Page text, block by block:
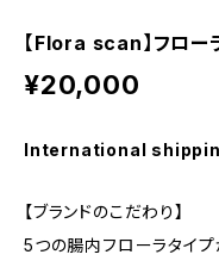
【Flora scan】フロー
¥20,000
International
【ブランドのこだわり】
5つの腸内フローラタイプ